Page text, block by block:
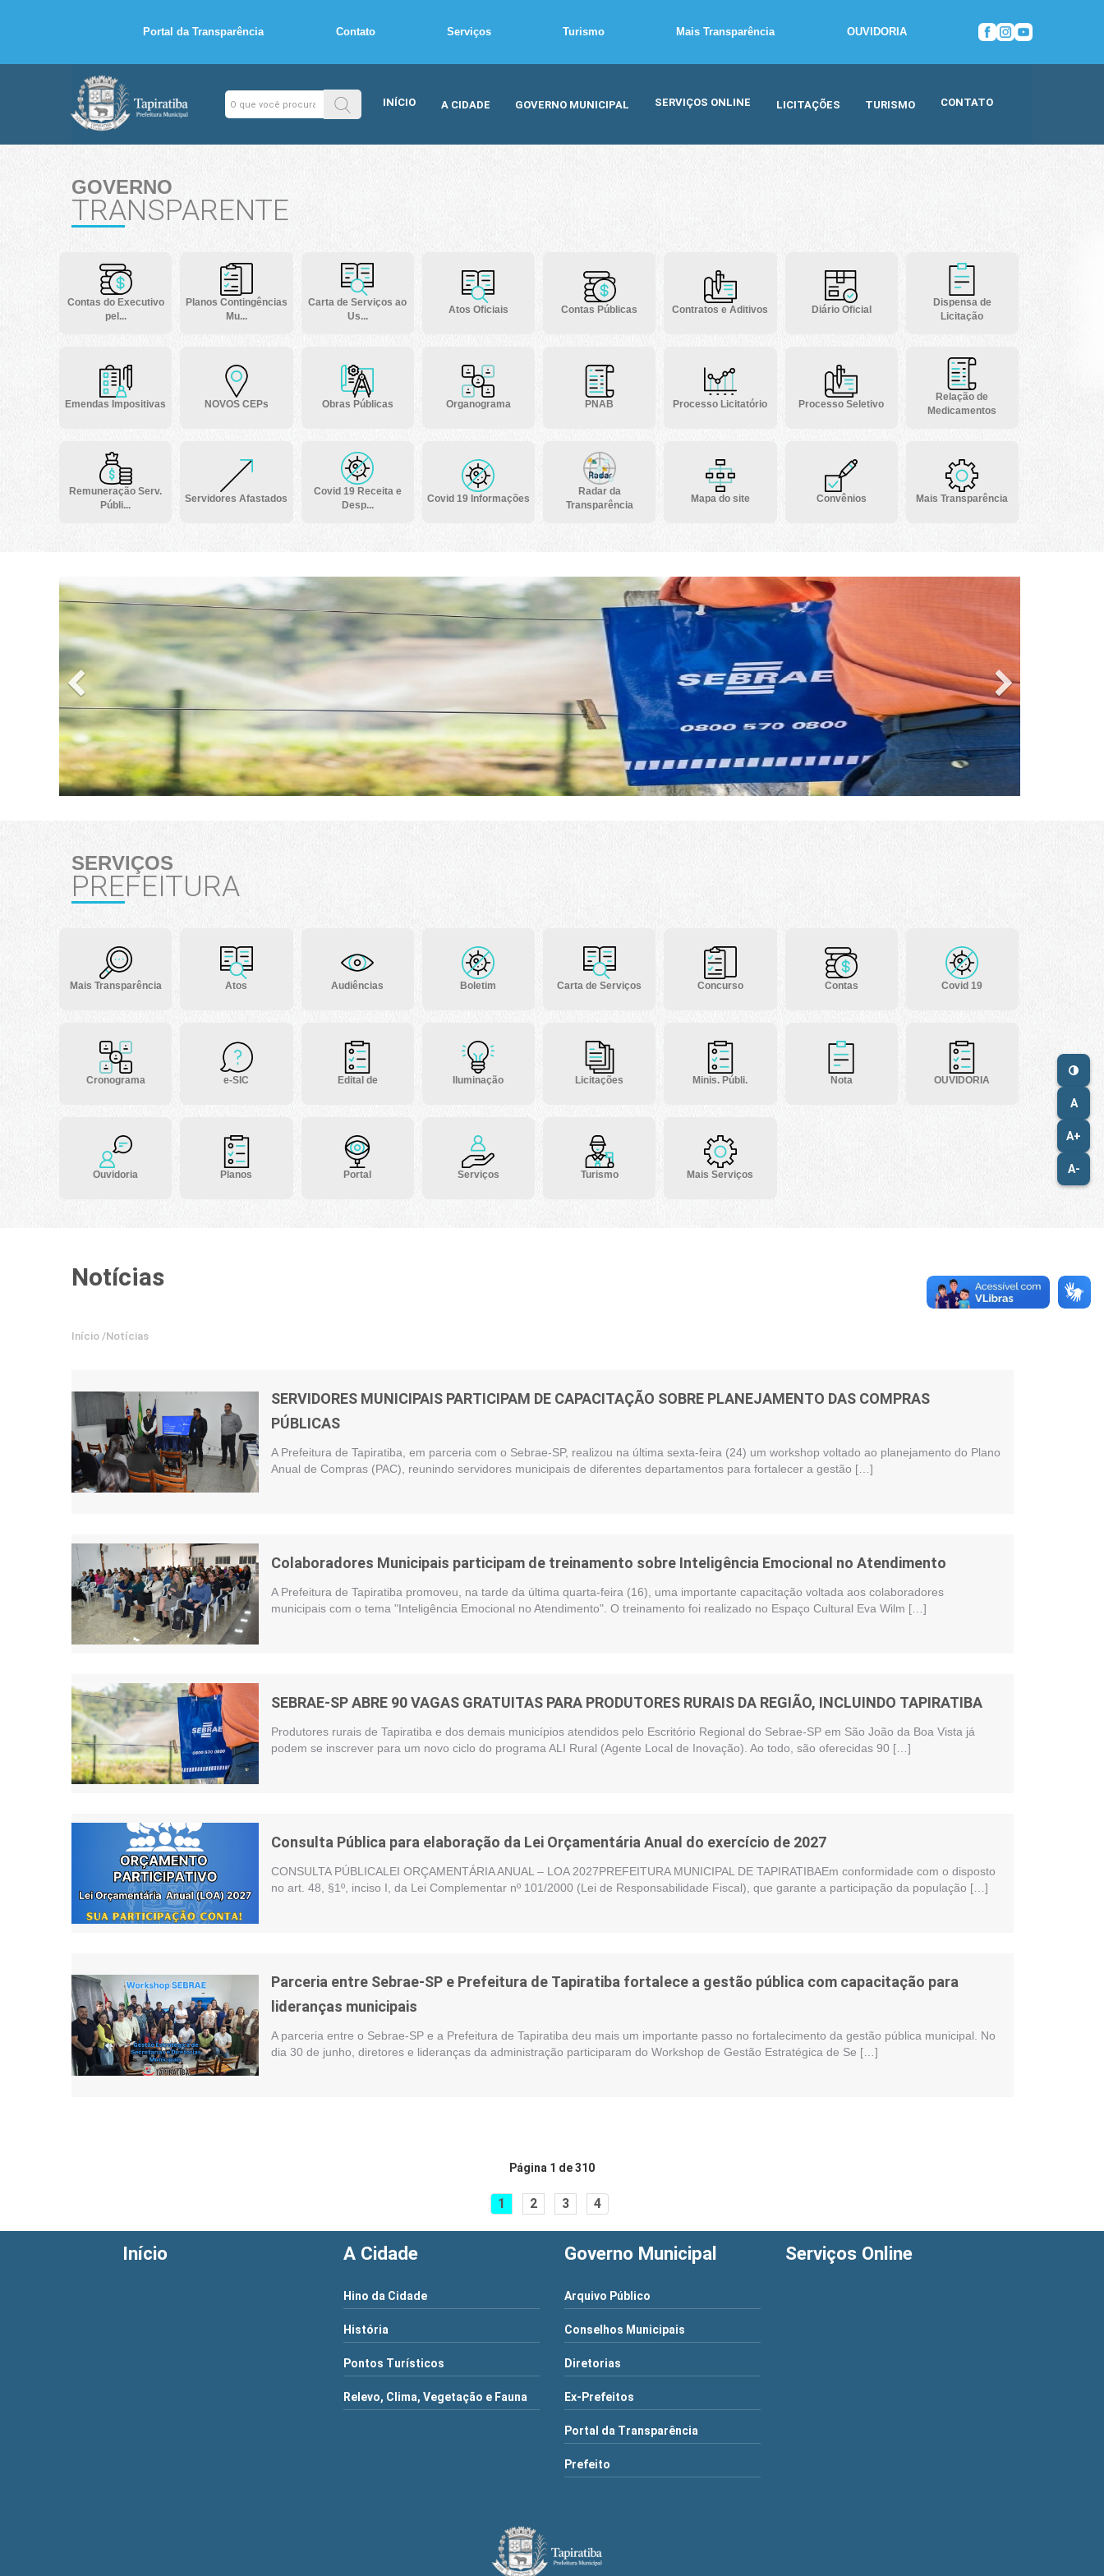
Portal da Transparência Contato Serviços Turismo Mais Transparência OUVIDORIA
INÍCIO A CIDADE GOVERNO MUNICIPAL SERVIÇOS ONLINE LICITAÇÕES TURISMO CONTATO
A
A+
A-
GOVERNO
TRANSPARENTE
Contas do Executivo
pel...
Planos Contingências
Mu...
Carta de Serviços ao
Us...
Atos Oficiais Contas Públicas Contratos e Aditivos Diário Oficial
Dispensa de
Licitação
Emendas Impositivas NOVOS CEPs Obras Públicas Organograma PNAB Processo Licitatório Processo Seletivo
Relação de
Medicamentos
Remuneração Serv.
Públi...
Servidores Afastados
Covid 19 Receita e
Desp...
Covid 19 Informações
Radar da
Transparência
Mapa do site Convênios Mais Transparência
Previous Next
SERVIÇOS
PREFEITURA
Mais Transparência Atos Audiências Boletim Carta de Serviços Concurso Contas Covid 19
Cronograma e-SIC Edital de Iluminação Licitações Minis. Públi. Nota OUVIDORIA
Ouvidoria Planos Portal Serviços Turismo Mais Serviços
Notícias
Início /Notícias
SERVIDORES MUNICIPAIS PARTICIPAM DE CAPACITAÇÃO SOBRE PLANEJAMENTO DAS COMPRAS
PÚBLICAS
A Prefeitura de Tapiratiba, em parceria com o Sebrae-SP, realizou na última sexta-feira (24) um workshop voltado ao planejamento do Plano
Anual de Compras (PAC), reunindo servidores municipais de diferentes departamentos para fortalecer a gestão […]
Colaboradores Municipais participam de treinamento sobre Inteligência Emocional no Atendimento
A Prefeitura de Tapiratiba promoveu, na tarde da última quarta-feira (16), uma importante capacitação voltada aos colaboradores
municipais com o tema "Inteligência Emocional no Atendimento". O treinamento foi realizado no Espaço Cultural Eva Wilm […]
SEBRAE-SP ABRE 90 VAGAS GRATUITAS PARA PRODUTORES RURAIS DA REGIÃO, INCLUINDO TAPIRATIBA
Produtores rurais de Tapiratiba e dos demais municípios atendidos pelo Escritório Regional do Sebrae-SP em São João da Boa Vista já
podem se inscrever para um novo ciclo do programa ALI Rural (Agente Local de Inovação). Ao todo, são oferecidas 90 […]
Consulta Pública para elaboração da Lei Orçamentária Anual do exercício de 2027
CONSULTA PÚBLICALEI ORÇAMENTÁRIA ANUAL – LOA 2027PREFEITURA MUNICIPAL DE TAPIRATIBAEm conformidade com o disposto
no art. 48, §1º, inciso I, da Lei Complementar nº 101/2000 (Lei de Responsabilidade Fiscal), que garante a participação da população […]
Parceria entre Sebrae-SP e Prefeitura de Tapiratiba fortalece a gestão pública com capacitação para
lideranças municipais
A parceria entre o Sebrae-SP e a Prefeitura de Tapiratiba deu mais um importante passo no fortalecimento da gestão pública municipal. No
dia 30 de junho, diretores e lideranças da administração participaram do Workshop de Gestão Estratégica de Se […]
Página 1 de 310
1 2 3 4
Início A Cidade
Hino da Cidade
História
Pontos Turísticos
Relevo, Clima, Vegetação e Fauna
Governo Municipal
Arquivo Público
Conselhos Municipais
Diretorias
Ex-Prefeitos
Portal da Transparência
Prefeito
Serviços Online